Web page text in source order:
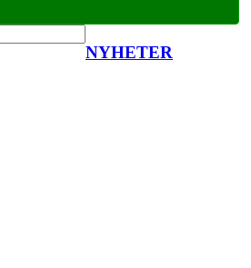
NYHETER